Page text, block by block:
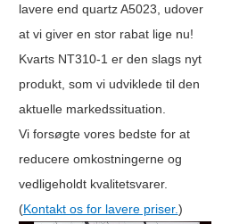
lavere end quartz A5023, udover
at vi giver en stor rabat lige nu!
Kvarts NT310-1 er den slags nyt
produkt, som vi udviklede til den
aktuelle markedssituation.
Vi forsøgte vores bedste for at
reducere omkostningerne og
vedligeholdt kvalitetsvarer.
(Kontakt os for lavere priser.)